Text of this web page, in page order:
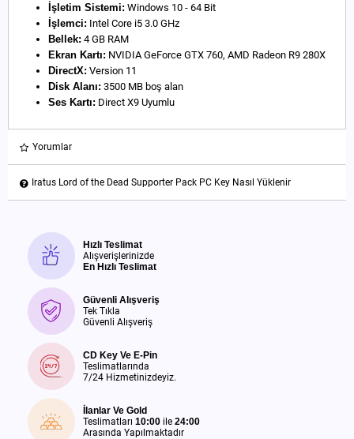
İşletim Sistemi: Windows 10 - 64 Bit
İşlemci: Intel Core i5 3.0 GHz
Bellek: 4 GB RAM
Ekran Kartı: NVIDIA GeForce GTX 760, AMD Radeon R9 280X
DirectX: Version 11
Disk Alanı: 3500 MB boş alan
Ses Kartı: Direct X9 Uyumlu
Yorumlar
Iratus Lord of the Dead Supporter Pack PC Key Nasıl Yüklenir
Hızlı Teslimat
Alışverişlerinizde
En Hızlı Teslimat
Güvenli Alışveriş
Tek Tıkla
Güvenli Alışveriş
CD Key Ve E-Pin
Teslimatlarında
7/24 Hizmetinizdeyiz.
İlanlar Ve Gold
Teslimatları 10:00 ile 24:00
Arasında Yapılmaktadır